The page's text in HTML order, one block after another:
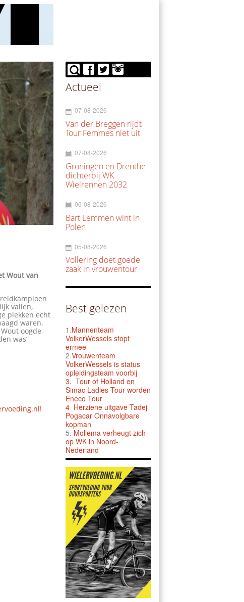
Wout van
vallen,
plekken echt
waren.
oogde
was”
Actueel
07-08-2026
Van der Breggen rijdt
Tour Femmes niet uit
07-08-2026
Groningen en Drenthe
dichterbij WK
Wielrennen 2032
06-08-2026
Bart Lemmen wint in
Polen
05-08-2026
Vollering doet goede
zaak in vrouwentour
Best gelezen
1.Mannenteam
VolkerWessels stopt
ermee
2.Vrouwenteam
VolkerWessels is status
opleidingsteam voorbij
3. Tour of Holland en
Simac Ladies Tour worden
Eneco Tour
4 Herziene uitgave Tadej
Pogacar Onnavolgbare
kopman
5. Mollema verheugt zich
op WK in Noord-
Nederland